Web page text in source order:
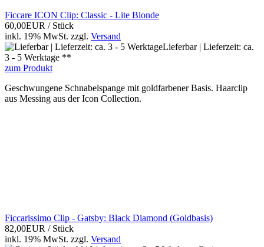
Ficcare ICON Clip: Classic - Lite Blonde
60,00EUR / Stück
inkl. 19% MwSt. zzgl. Versand
Lieferbar | Lieferzeit: ca.
3 - 5 Werktage **
zum Produkt
Geschwungene Schnabelspange mit goldfarbener Basis. Haarclip
aus Messing aus der Icon Collection.
Ficcarissimo Clip - Gatsby: Black Diamond (Goldbasis)
82,00EUR / Stück
inkl. 19% MwSt. zzgl. Versand